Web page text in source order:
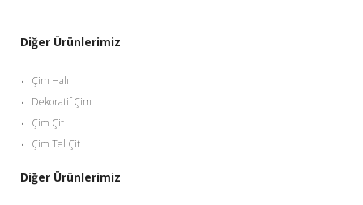
Diğer Ürünlerimiz
Çim Halı
Dekoratif Çim
Çim Çit
Çim Tel Çit
Diğer Ürünlerimiz